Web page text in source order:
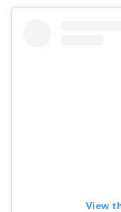
View